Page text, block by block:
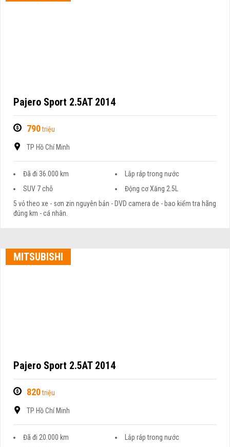
Pajero Sport 2.5AT 2014
790triệu
TP Hồ Chí Minh
Đã đi 36.000 km
Lắp ráp trong nước
SUV 7 chỗ
Động cơ Xăng 2.5L
5 vỏ theo xe - sơn zin nguyên bản - DVD camera de - bao kiểm tra hãng
đúng km - cá nhân.
MITSUBISHI
Pajero Sport 2.5AT 2014
820triệu
TP Hồ Chí Minh
Đã đi 20.000 km
Lắp ráp trong nước